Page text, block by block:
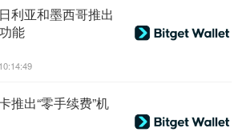
利亚和墨西哥推出
能
推出“零手续费”机